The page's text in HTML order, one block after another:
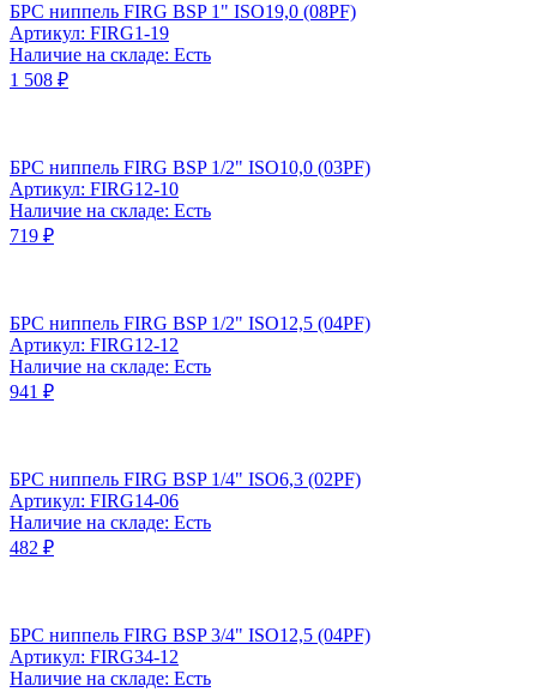
БРС ниппель FIRG BSP 1" ISO19,0 (08PF)
Артикул: FIRG1-19
Наличие на складе: Есть
1 508 ₽
БРС ниппель FIRG BSP 1/2" ISO10,0 (03PF)
Артикул: FIRG12-10
Наличие на складе: Есть
719 ₽
БРС ниппель FIRG BSP 1/2" ISO12,5 (04PF)
Артикул: FIRG12-12
Наличие на складе: Есть
941 ₽
БРС ниппель FIRG BSP 1/4" ISO6,3 (02PF)
Артикул: FIRG14-06
Наличие на складе: Есть
482 ₽
БРС ниппель FIRG BSP 3/4" ISO12,5 (04PF)
Артикул: FIRG34-12
Наличие на складе: Есть